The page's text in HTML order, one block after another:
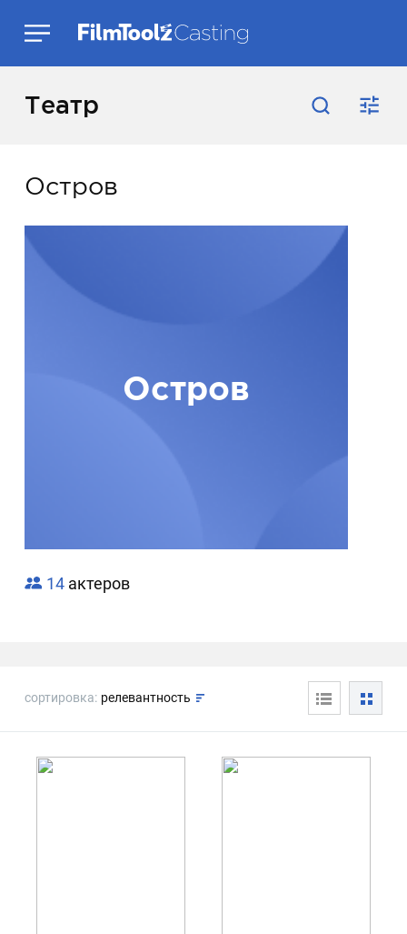
Театр
Остров
Остров
14 актеров
сортировка: релевантность